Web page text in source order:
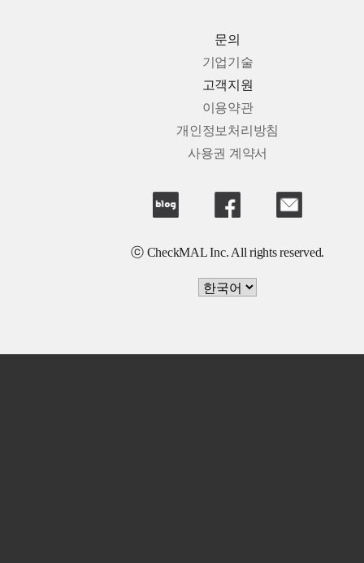
문의
기업기술
고객지원
이용약관
개인정보처리방침
사용권 계약서
ⓒ CheckMAL Inc. All rights reserved.